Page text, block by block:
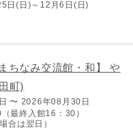
日(日)～12月6日(日)
ちなみ交流館・和】 や
町)
〜 2026年08月30日
最終入館16：30）
合は翌日）